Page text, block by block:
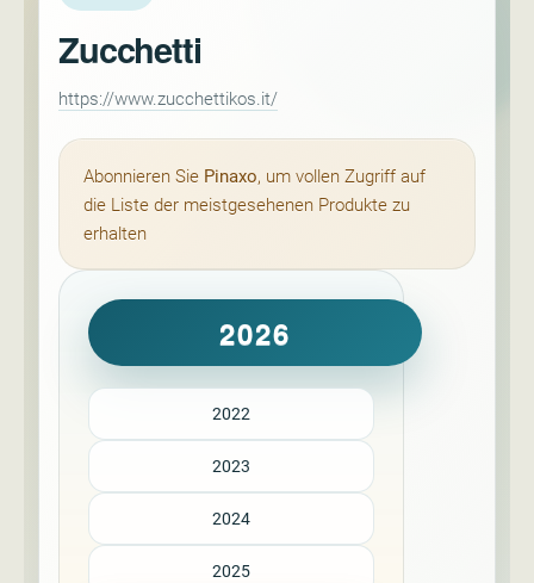
Zucchetti
https://www.zucchettikos.it/
Abonnieren Sie Pinaxo, um vollen Zugriff auf
die Liste der meistgesehenen Produkte zu
erhalten
2026
2022
2023
2024
2025